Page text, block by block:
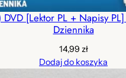
[Lektor PL + Napisy
Dziennika
14,99 zł
Dodaj do koszyka